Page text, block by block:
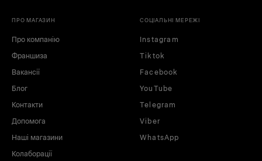
ПРО МАГАЗИН
Про компанію
Франшиза
Вакансії
Блог
Контакти
Допомога
Наші магазини
Колаборації
СОЦІАЛЬНІ МЕРЕЖІ
Instagram
Tiktok
Facebook
YouTube
Telegram
Viber
WhatsApp